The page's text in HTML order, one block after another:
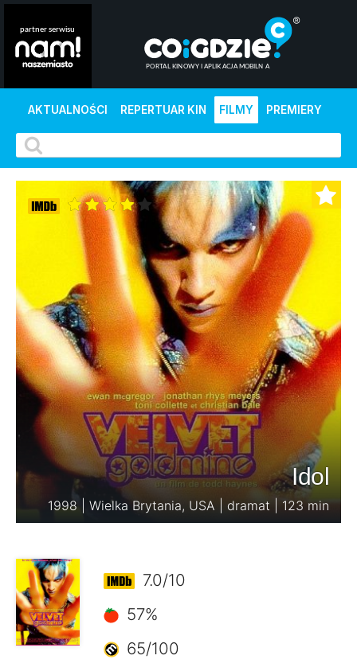
AKTUALNOŚCI REPERTUAR KIN FILMY PREMIERY
Idol
1998 | Wielka Brytania, USA | dramat | 123 min
7.0/10
57%
65/100